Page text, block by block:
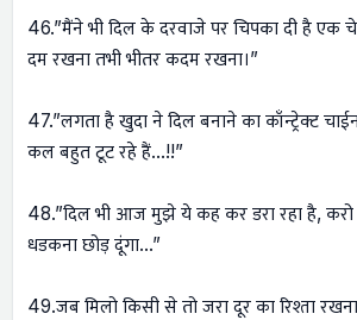
46.”मैंने भी दिल के दरवाजे पर चिपका दी है एक
दम रखना तभी भीतर कदम रखना।”
47.”लगता है खुदा ने दिल बनाने का काँन्ट्रेक्ट
कल बहुत टूट रहे हैं…!!”
48.”दिल भी आज मुझे ये कह कर डरा रहा है, करो
धडकना छोड़ दूंगा…”
49.जब मिलो किसी से तो जरा दूर का रिश्ता